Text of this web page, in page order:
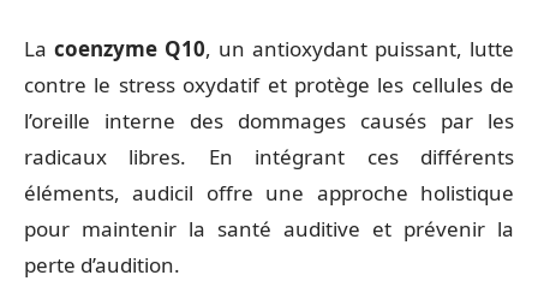
La coenzyme Q10, un antioxydant puissant, lutte
contre le stress oxydatif et protège les cellules de
l’oreille interne des dommages causés par les
radicaux libres. En intégrant ces différents
éléments, audicil offre une approche holistique
pour maintenir la santé auditive et prévenir la
perte d’audition.